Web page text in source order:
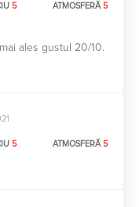
5 ATMOSFERĂ 5
ales gustul 20/10.
5 ATMOSFERĂ 5